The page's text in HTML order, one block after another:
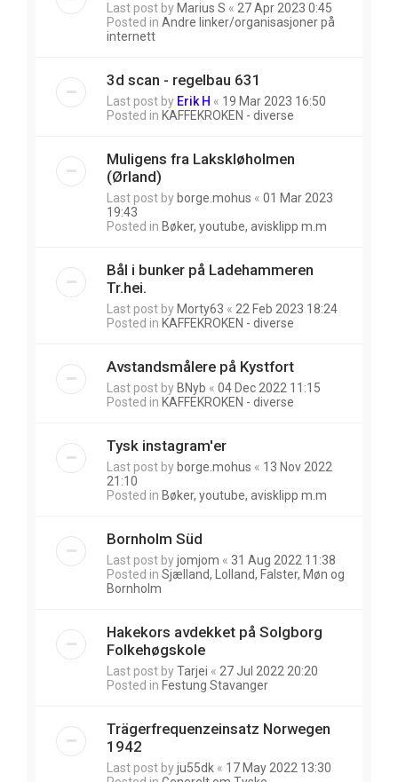
Last post by Marius S « 27 Apr 2023 0:45
Posted in Andre linker/organisasjoner på
internett
3d scan - regelbau 631
Last post by Erik H « 19 Mar 2023 16:50
Posted in KAFFEKROKEN - diverse
Muligens fra Lakskløholmen
(Ørland)
Last post by borge.mohus « 01 Mar 2023
19:43
Posted in Bøker, youtube, avisklipp m.m
Bål i bunker på Ladehammeren
Tr.hei.
Last post by Morty63 « 22 Feb 2023 18:24
Posted in KAFFEKROKEN - diverse
Avstandsmålere på Kystfort
Last post by BNyb « 04 Dec 2022 11:15
Posted in KAFFEKROKEN - diverse
Tysk instagram'er
Last post by borge.mohus « 13 Nov 2022
21:10
Posted in Bøker, youtube, avisklipp m.m
Bornholm Süd
Last post byjomjom « 31 Aug 2022 11:38
Posted in Sjælland, Lolland, Falster, Møn og
Bornholm
Hakekors avdekket på Solgborg
Folkehøgskole
Last post byTarjei « 27 Jul 2022 20:20
Posted in Festung Stavanger
Trägerfrequenzeinsatz Norwegen
1942
Last post byju55dk « 17 May 2022 13:30